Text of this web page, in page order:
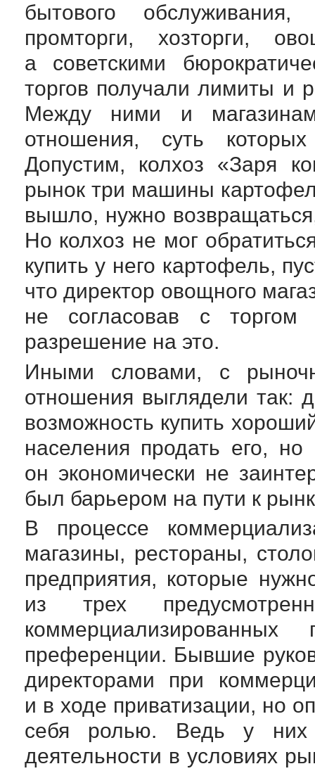
бытового обслуживания,
промторги, хозторги,
а советскими
торгов получали лимиты и
Между ними и
отношения, суть
Допустим, колхоз «Заря
рынок три машины
вышло, нужно
Но колхоз не мог
купить у него картофель,
что директор овощного
не согласовав с
разрешение на это.
Иными словами, с
отношения выглядели так:
возможность купить
населения продать его,
он экономически не
был барьером на пути к
В процессе
магазины, рестораны,
предприятия, которые
из трех
коммерциализированных
преференции. Бывшие
директорами при
и в ходе приватизации, но
себя ролью. Ведь у них
деятельности в условиях